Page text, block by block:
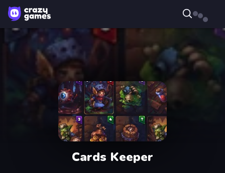
Cards Keeper